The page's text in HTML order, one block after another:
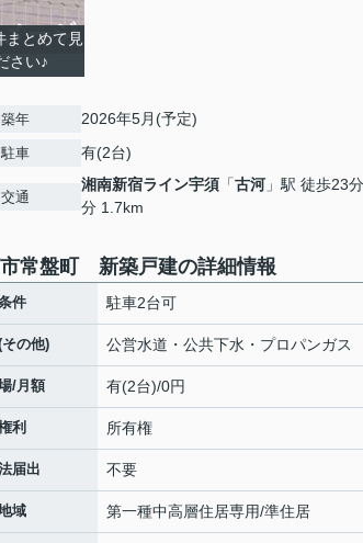
まとめて見
さい♪
築年 2026年5月(予定)
駐車 有(2台)
交通
湘南新宿ライン宇須 「古河 」駅 徒歩23
分 1.7km
常盤町 新築戸建の詳細情報
件 駐車2台可
の他) 公営水道・公共下水・プロパンガス
/月額 有(2台)/0円
利 所有権
届出 不要
域 第一種中高層住居専用/準住居